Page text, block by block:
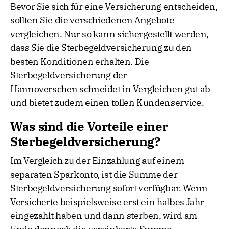
Bevor Sie sich für eine Versicherung entscheiden,
sollten Sie die verschiedenen Angebote
vergleichen. Nur so kann sichergestellt werden,
dass Sie die Sterbegeldversicherung zu den
besten Konditionen erhalten. Die
Sterbegeldversicherung der
Hannoverschen schneidet in Vergleichen gut ab
und bietet zudem einen tollen Kundenservice.
Was sind die Vorteile einer
Sterbegeldversicherung?
Im Vergleich zu der Einzahlung auf einem
separaten Sparkonto, ist die Summe der
Sterbegeldversicherung sofort verfügbar. Wenn
Versicherte beispielsweise erst ein halbes Jahr
eingezahlt haben und dann sterben, wird am